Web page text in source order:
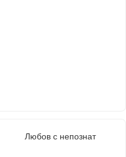
Любов с непознат